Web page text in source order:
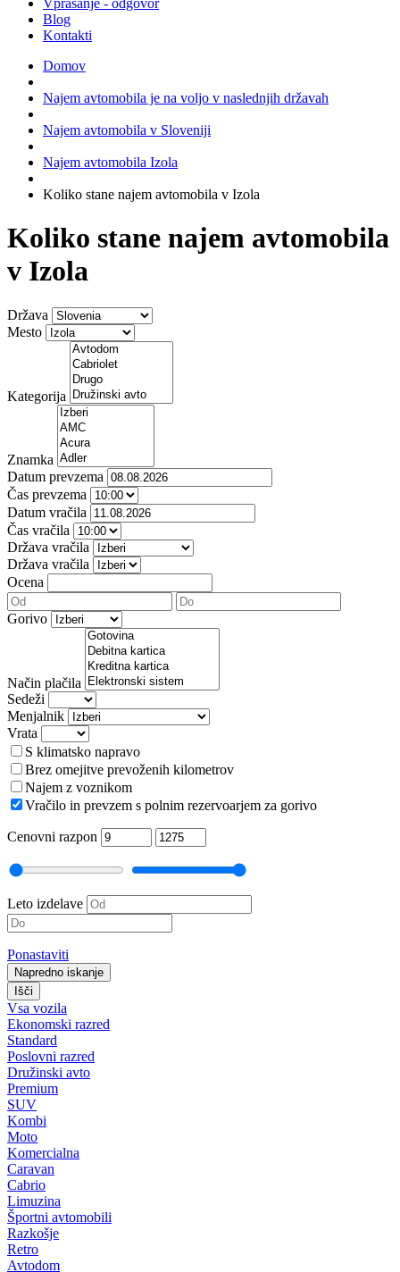
Vprašanje - odgovor
Blog
Kontakti
Domov
Najem avtomobila je na voljo v naslednjih državah
Najem avtomobila v Sloveniji
Najem avtomobila Izola
Koliko stane najem avtomobila v Izola
Koliko stane najem avtomobila
v Izola
Država
Mesto
Kategorija
Znamka
Datum prevzema
Čas prevzema
Datum vračila
Čas vračila
Država vračila
Država vračila
Ocena
Gorivo
Način plačila
Sedeži
Menjalnik
Vrata
S klimatsko napravo
Brez omejitve prevoženih kilometrov
Najem z voznikom
Vračilo in prevzem s polnim rezervoarjem za gorivo
Cenovni razpon
Leto izdelave
Ponastaviti
Napredno iskanje
Išči
Vsa vozila
Ekonomski razred
Standard
Poslovni razred
Družinski avto
Premium
SUV
Kombi
Moto
Komercialna
Caravan
Cabrio
Limuzina
Športni avtomobili
Razkošje
Retro
Avtodom